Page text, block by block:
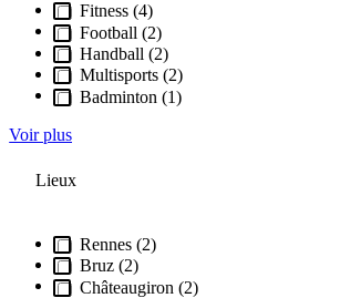
Fitness (4)
Football (2)
Handball (2)
Multisports (2)
Badminton (1)
Voir plus
Lieux
Rennes (2)
Bruz (2)
Châteaugiron (2)